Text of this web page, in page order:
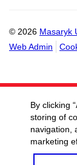
© 2026 Masaryk
Web Admin
By clicking
storing of
navigation,
marketing